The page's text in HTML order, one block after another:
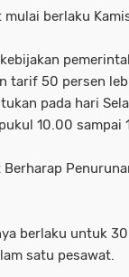
berlaku
tarif 50 persen
pada hari
10.00
Berharap
berlaku untuk
satu pesawat.